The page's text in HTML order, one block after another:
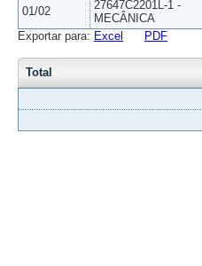
01/02
27647C2201L-1 -
MECÂNICA
Exportar para: Excel PDF
Total